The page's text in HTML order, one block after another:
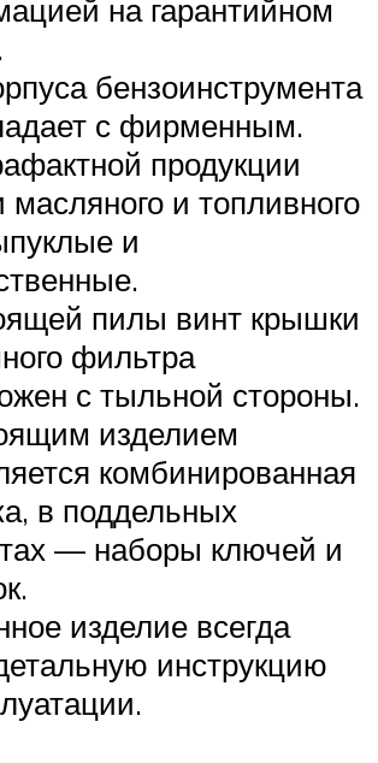
на гарантийном
бензоинструмента
с фирменным.
продукции
и топливного
и
пилы винт крышки
фильтра
с тыльной стороны.
изделием
комбинированная
в поддельных
— наборы ключей и
изделие всегда
инструкцию